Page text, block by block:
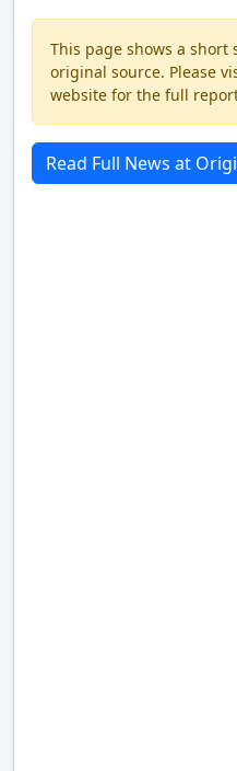
This page shows a
original source. Please
website for the full
Read Full News at